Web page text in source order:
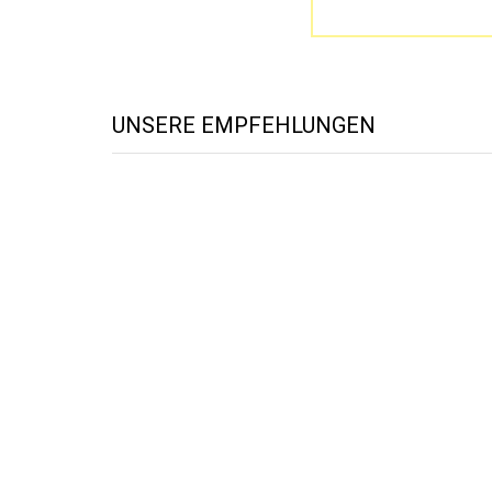
UNSERE EMPFEHLUNGEN